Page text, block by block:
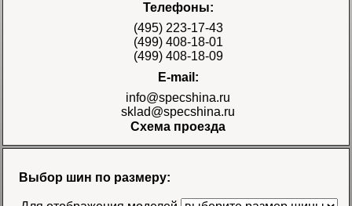
E-3/L-3 TT Naaats
Цена 48000 руб.
58500 руб.
Телефоны:
(495) 223-17-43
(499) 408-18-01
(499) 408-18-09
E-mail:
info@specshina.ru
sklad@specshina.ru
Схема проезда
Выбор шин по размеру: